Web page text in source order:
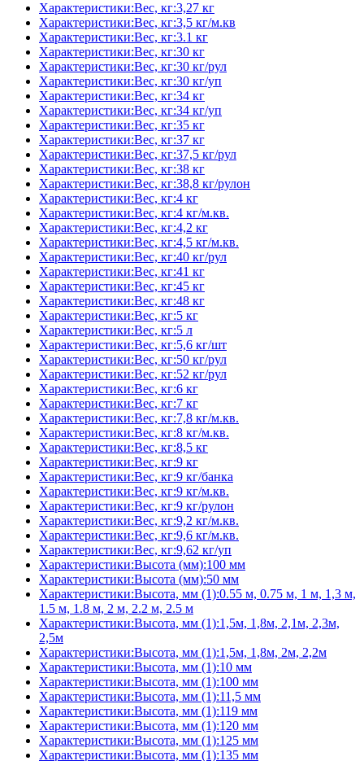
Характеристики:Вес, кг:3,27 кг
Характеристики:Вес, кг:3,5 кг/м.кв
Характеристики:Вес, кг:3.1 кг
Характеристики:Вес, кг:30 кг
Характеристики:Вес, кг:30 кг/рул
Характеристики:Вес, кг:30 кг/уп
Характеристики:Вес, кг:34 кг
Характеристики:Вес, кг:34 кг/уп
Характеристики:Вес, кг:35 кг
Характеристики:Вес, кг:37 кг
Характеристики:Вес, кг:37,5 кг/рул
Характеристики:Вес, кг:38 кг
Характеристики:Вес, кг:38,8 кг/рулон
Характеристики:Вес, кг:4 кг
Характеристики:Вес, кг:4 кг/м.кв.
Характеристики:Вес, кг:4,2 кг
Характеристики:Вес, кг:4,5 кг/м.кв.
Характеристики:Вес, кг:40 кг/рул
Характеристики:Вес, кг:41 кг
Характеристики:Вес, кг:45 кг
Характеристики:Вес, кг:48 кг
Характеристики:Вес, кг:5 кг
Характеристики:Вес, кг:5 л
Характеристики:Вес, кг:5,6 кг/шт
Характеристики:Вес, кг:50 кг/рул
Характеристики:Вес, кг:52 кг/рул
Характеристики:Вес, кг:6 кг
Характеристики:Вес, кг:7 кг
Характеристики:Вес, кг:7,8 кг/м.кв.
Характеристики:Вес, кг:8 кг/м.кв.
Характеристики:Вес, кг:8,5 кг
Характеристики:Вес, кг:9 кг
Характеристики:Вес, кг:9 кг/банка
Характеристики:Вес, кг:9 кг/м.кв.
Характеристики:Вес, кг:9 кг/рулон
Характеристики:Вес, кг:9,2 кг/м.кв.
Характеристики:Вес, кг:9,6 кг/м.кв.
Характеристики:Вес, кг:9,62 кг/уп
Характеристики:Высота (мм):100 мм
Характеристики:Высота (мм):50 мм
Характеристики:Высота, мм (1):0.55 м, 0.75 м, 1 м, 1,3 м,
1.5 м, 1.8 м, 2 м, 2.2 м, 2.5 м
Характеристики:Высота, мм (1):1,5м, 1,8м, 2,1м, 2,3м,
2,5м
Характеристики:Высота, мм (1):1,5м, 1,8м, 2м, 2,2м
Характеристики:Высота, мм (1):10 мм
Характеристики:Высота, мм (1):100 мм
Характеристики:Высота, мм (1):11,5 мм
Характеристики:Высота, мм (1):119 мм
Характеристики:Высота, мм (1):120 мм
Характеристики:Высота, мм (1):125 мм
Характеристики:Высота, мм (1):135 мм